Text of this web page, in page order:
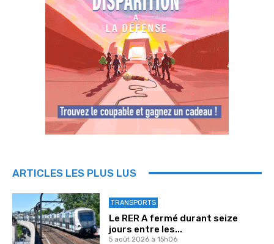
ARTICLES LES PLUS LUS
TRANSPORTS
Le RER A fermé durant seize
jours entre les...
5 août 2026 à 15h06